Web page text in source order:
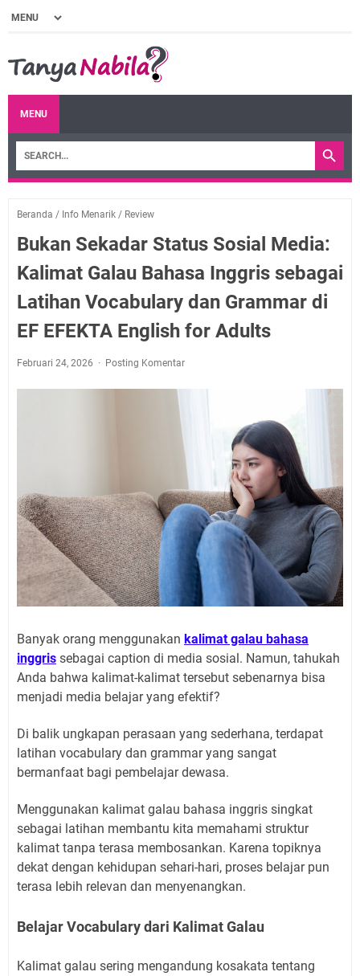
MENU
Beranda / Info Menarik / Review
Bukan Sekadar Status Sosial Media:
Kalimat Galau Bahasa Inggris sebagai
Latihan Vocabulary dan Grammar di
EF EFEKTA English for Adults
Februari 24, 2026 Posting Komentar
Banyak orang menggunakan kalimat galau bahasa
inggris sebagai caption di media sosial. Namun, tahukah
Anda bahwa kalimat-kalimat tersebut sebenarnya bisa
menjadi media belajar yang efektif?
Di balik ungkapan perasaan yang sederhana, terdapat
latihan vocabulary dan grammar yang sangat
bermanfaat bagi pembelajar dewasa.
Menggunakan kalimat galau bahasa inggris singkat
sebagai latihan membantu kita memahami struktur
kalimat tanpa terasa membosankan. Karena topiknya
dekat dengan kehidupan sehari-hari, proses belajar pun
terasa lebih relevan dan menyenangkan.
Belajar Vocabulary dari Kalimat Galau
Kalimat galau sering mengandung kosakata tentang